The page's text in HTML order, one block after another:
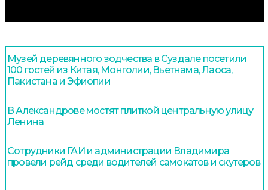
Музей деревянного зодчества в Суздале посетили
100 гостей из Китая, Монголии, Вьетнама, Лаоса,
Пакистана и Эфиопии
В Александрове мостят плиткой центральную улицу
Ленина
Сотрудники ГАИ и администрации Владимира
провели рейд среди водителей самокатов и скутеров